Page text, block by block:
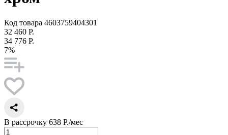
Код товара 4603759404301
32 460 Р.
34 776 Р.
7%
В рассрочку 638 Р./мес